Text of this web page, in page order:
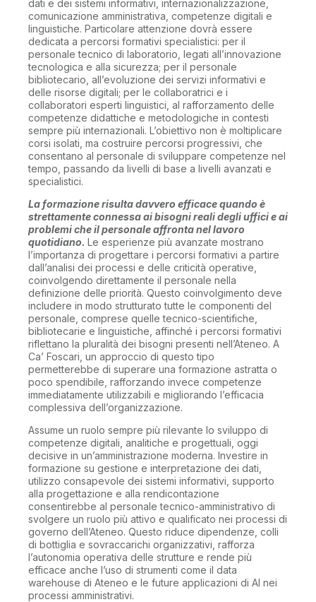
dati e dei sistemi informativi, internazionalizzazione,
comunicazione amministrativa, competenze digitali e
linguistiche. Particolare attenzione dovrà essere
dedicata a percorsi formativi specialistici: per il
personale tecnico di laboratorio, legati all’innovazione
tecnologica e alla sicurezza; per il personale
bibliotecario, all’evoluzione dei servizi informativi e
delle risorse digitali; per le collaboratrici e i
collaboratori esperti linguistici, al rafforzamento delle
competenze didattiche e metodologiche in contesti
sempre più internazionali. L’obiettivo non è moltiplicare
corsi isolati, ma costruire percorsi progressivi, che
consentano al personale di sviluppare competenze nel
tempo, passando da livelli di base a livelli avanzati e
specialistici.
La formazione risulta davvero efficace quando è
strettamente connessa ai bisogni reali degli uffici e ai
problemi che il personale affronta nel lavoro
quotidiano. Le esperienze più avanzate mostrano
l’importanza di progettare i percorsi formativi a partire
dall’analisi dei processi e delle criticità operative,
coinvolgendo direttamente il personale nella
definizione delle priorità. Questo coinvolgimento deve
includere in modo strutturato tutte le componenti del
personale, comprese quelle tecnico-scientifiche,
bibliotecarie e linguistiche, affinché i percorsi formativi
riflettano la pluralità dei bisogni presenti nell’Ateneo. A
Ca’ Foscari, un approccio di questo tipo
permetterebbe di superare una formazione astratta o
poco spendibile, rafforzando invece competenze
immediatamente utilizzabili e migliorando l’efficacia
complessiva dell’organizzazione.
Assume un ruolo sempre più rilevante lo sviluppo di
competenze digitali, analitiche e progettuali, oggi
decisive in un’amministrazione moderna. Investire in
formazione su gestione e interpretazione dei dati,
utilizzo consapevole dei sistemi informativi, supporto
alla progettazione e alla rendicontazione
consentirebbe al personale tecnico-amministrativo di
svolgere un ruolo più attivo e qualificato nei processi di
governo dell’Ateneo. Questo riduce dipendenze, colli
di bottiglia e sovraccarichi organizzativi, rafforza
l’autonomia operativa delle strutture e rende più
efficace anche l’uso di strumenti come il data
warehouse di Ateneo e le future applicazioni di AI nei
processi amministrativi.